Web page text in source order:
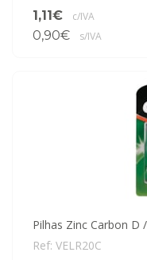
1,11€
c/IVA
0,90€ s/IVA
Pilhas Zinc Carbon D
Ref: VELR20C